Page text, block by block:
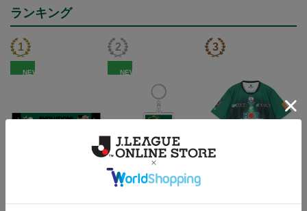
ランキング
NEW NEW
FC岐阜 メガニウム キ
ーホルダー